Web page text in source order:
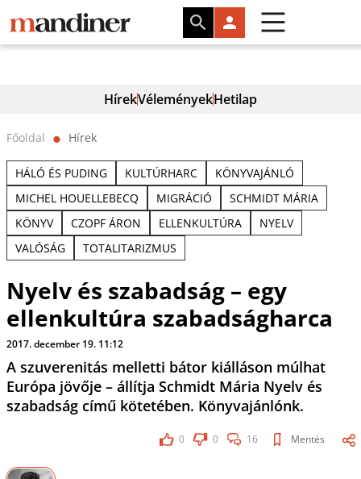
HírekVéleményekHetilap
Főoldal ⬤ Hírek
HÁLÓ ÉS PUDING KULTÚRHARC
KÖNYVAJÁNLÓ
MICHEL HOUELLEBECQ
MIGRÁCIÓ
SCHMIDT MÁRIA
KÖNYV
CZOPF ÁRON ELLENKULTÚRA
NYELV
VALÓSÁG
TOTALITARIZMUS
Nyelv és szabadság – egy
ellenkultúra szabadságharca
2017. december 19. 11:12
A szuverenitás melletti bátor kiálláson múlhat
Európa jövője – állítja Schmidt Mária Nyelv és
szabadság című kötetében. Könyvajánlónk.
0 0 16 Mentés